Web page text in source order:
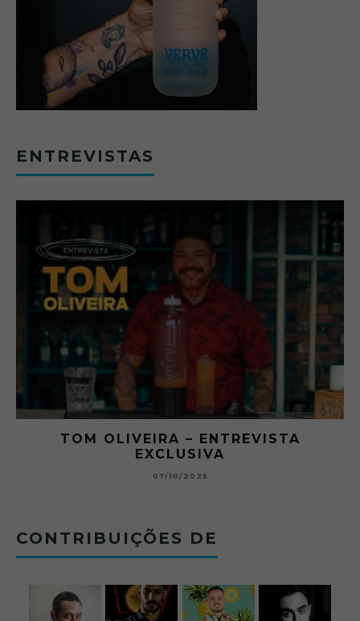
ENTREVISTAS
O ABRE DO BAR #11 —
BETONEIRA ABRE O JOGO NO
CONTRIBUIÇÕES DE